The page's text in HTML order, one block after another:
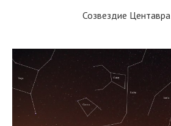
Созвездие Центавра